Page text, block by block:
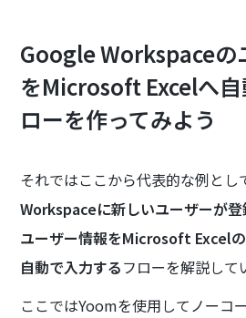
Google Workspaceの
をMicrosoft Excelへ
ローを作ってみよう
それではここから代表的な例とし
Workspaceに新しいユーザーが
ユーザー情報をMicrosoft Excel
自動で入力するフローを解説して
ここではYoomを使用してノーコ